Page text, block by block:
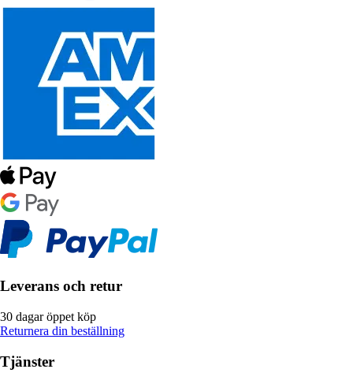
Leverans och retur
30 dagar öppet köp
Returnera din beställning
Tjänster